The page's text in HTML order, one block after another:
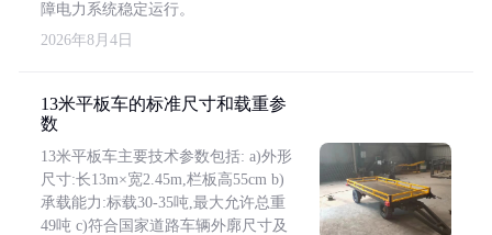
障电力系统稳定运行。
2026年8月4日
13米平板车的标准尺寸和载重参
数
13米平板车主要技术参数包括: a)外形
尺寸:长13m×宽2.45m,栏板高55cm b)
承载能力:标载30-35吨,最大允许总重
49吨 c)符合国家道路车辆外廓尺寸及